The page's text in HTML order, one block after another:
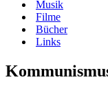
Musik
Filme
Bücher
Links